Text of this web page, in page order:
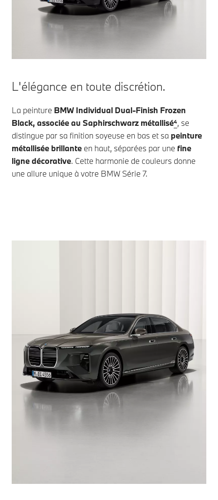
L'élégance en toute discrétion.
La peinture BMW Individual Dual-Finish Frozen
Black, associée au Saphirschwarz métallisé⁴, se
distingue par sa finition soyeuse en bas et sa peinture
métallisée brillante en haut, séparées par une fine
ligne décorative. Cette harmonie de couleurs donne
une allure unique à votre BMW Série 7.